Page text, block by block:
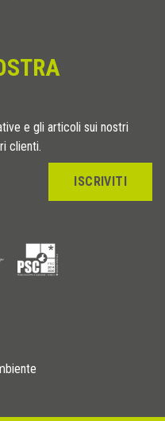
e gli articoli sui nostri
clienti.
ISCRIVITI